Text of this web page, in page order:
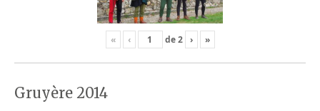
« ‹ de2 › »
Gruyère 2014